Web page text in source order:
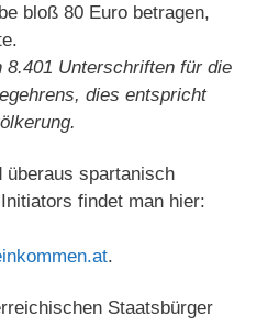
bloß 80 Euro betragen,
Unterschriften für die
dies entspricht
überaus spartanisch
findet man hier:
.
Staatsbürger